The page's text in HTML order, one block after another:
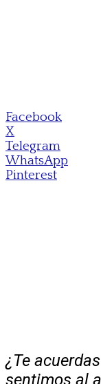
Facebook
X
Telegram
WhatsApp
Pinterest
¿Te
sentimos al